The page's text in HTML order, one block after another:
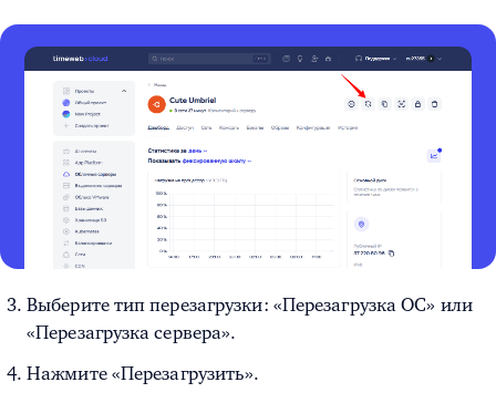
Выберите тип перезагрузки: «Перезагрузка ОС» или
«Перезагрузка сервера».
Нажмите «Перезагрузить».